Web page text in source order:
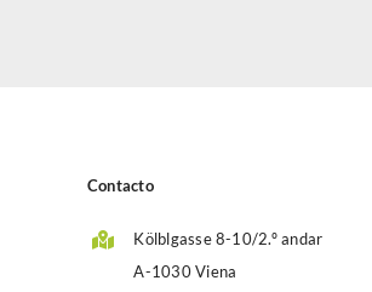
Contacto
Kölblgasse 8-10/2.º andar
A-1030 Viena